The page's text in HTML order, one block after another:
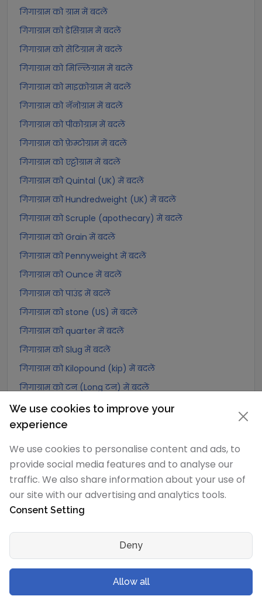
गिगाग्राम को ग्राम में बदलें
गिगाग्राम को डेसिग्राम में बदलें
गिगाग्राम को सेंटिग्राम में बदलें
गिगाग्राम को मिल्लिग्राम में बदलें
गिगाग्राम को माइक्रोग्राम में बदलें
गिगाग्राम को नॅनोग्राम में बदलें
गिगाग्राम को पीकोग्राम में बदलें
गिगाग्राम को फ़ेम्टोग्राम में बदलें
गिगाग्राम को एट्टोग्राम में बदलें
गिगाग्राम को Quintal (UK) में बदलें
गिगाग्राम को Hundredweight (UK) में बदलें
गिगाग्राम को Scruple (apothecary) में बदलें
गिगाग्राम को Grain में बदलें
गिगाग्राम को Pennyweight में बदलें
गिगाग्राम को Ounce में बदलें
गिगाग्राम को पाउंड में बदलें
गिगाग्राम को stone (US) में बदलें
गिगाग्राम को quarter में बदलें
गिगाग्राम को Slug में बदलें
गिगाग्राम को Kilopound (kip) में बदलें
गिगाग्राम को टन (Long टन) में बदलें
गिगाग्राम को US टन (Short टन) में बदलें
गिगाग्राम को Tonne (Metric टन) में बदलें
गिगाग्राम को Quintal (metric) में बदलें
गिगाग्राम को Hundredweight (metric) में बदलें
गिगाग्राम को Kiloton (metric) में बदलें
गिगाग्राम को Carat में बदलें
गिगाग्राम को Atomic mass unit में बदलें
गिगाग्राम को Dalton में बदलें
गिगाग्राम को Planck mass में बदलें
गिगाग्राम को Electron mass (rest) में बदलें
We use cookies to improve your
experience
We use cookies to personalise content and ads, to
provide social media features and to analyse our
traffic. We also share information about your use of
our site with our advertising and analytics tools.
Consent Setting
Deny
Allow all